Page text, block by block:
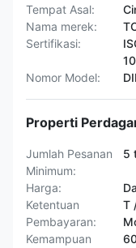
Tempat Asal:
Nama merek:
Sertifikasi:
Nomor Model:
Properti
Jumlah Pesanan
Minimum:
5
Harga:
Ketentuan
Pembayaran:
T
Kemampuan